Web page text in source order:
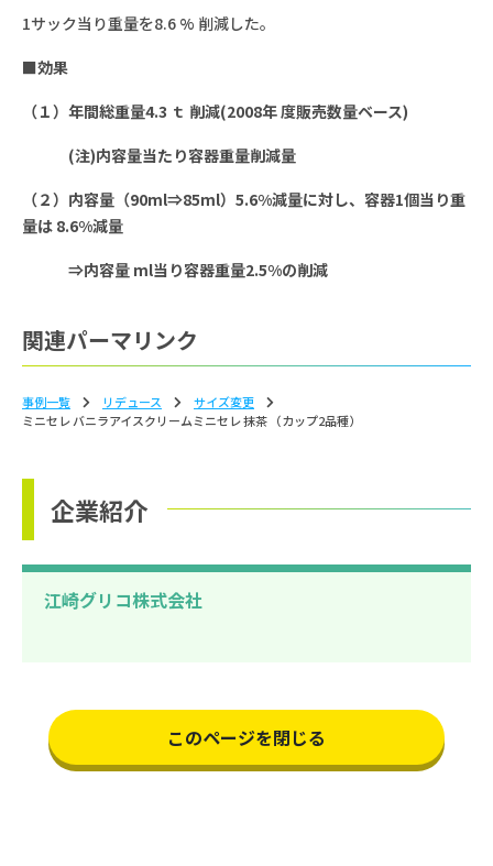
1サック当り重量を8.6 % 削減した。
■効果
（１）年間総重量4.3 ｔ 削減(2008年 度販売数量ベース)
(注)内容量当たり容器重量削減量
（２）内容量（90ml⇒85ml）5.6%減量に対し、容器1個当り重
量は 8.6%減量
⇒内容量 ml当り容器重量2.5%の削減
関連パーマリンク
事例一覧 リデュース
サイズ変更
ミニセレ バニラアイスクリームミニセレ 抹茶 （カップ2品種）
企業紹介
江崎グリコ株式会社
このページを閉じる